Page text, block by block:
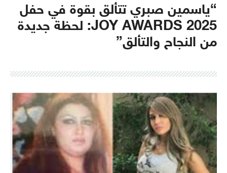
“ياسمين صبري تتألق بقوة في حفل
JOY AWARDS 2025: لحظة جديدة
من النجاح والتألق”